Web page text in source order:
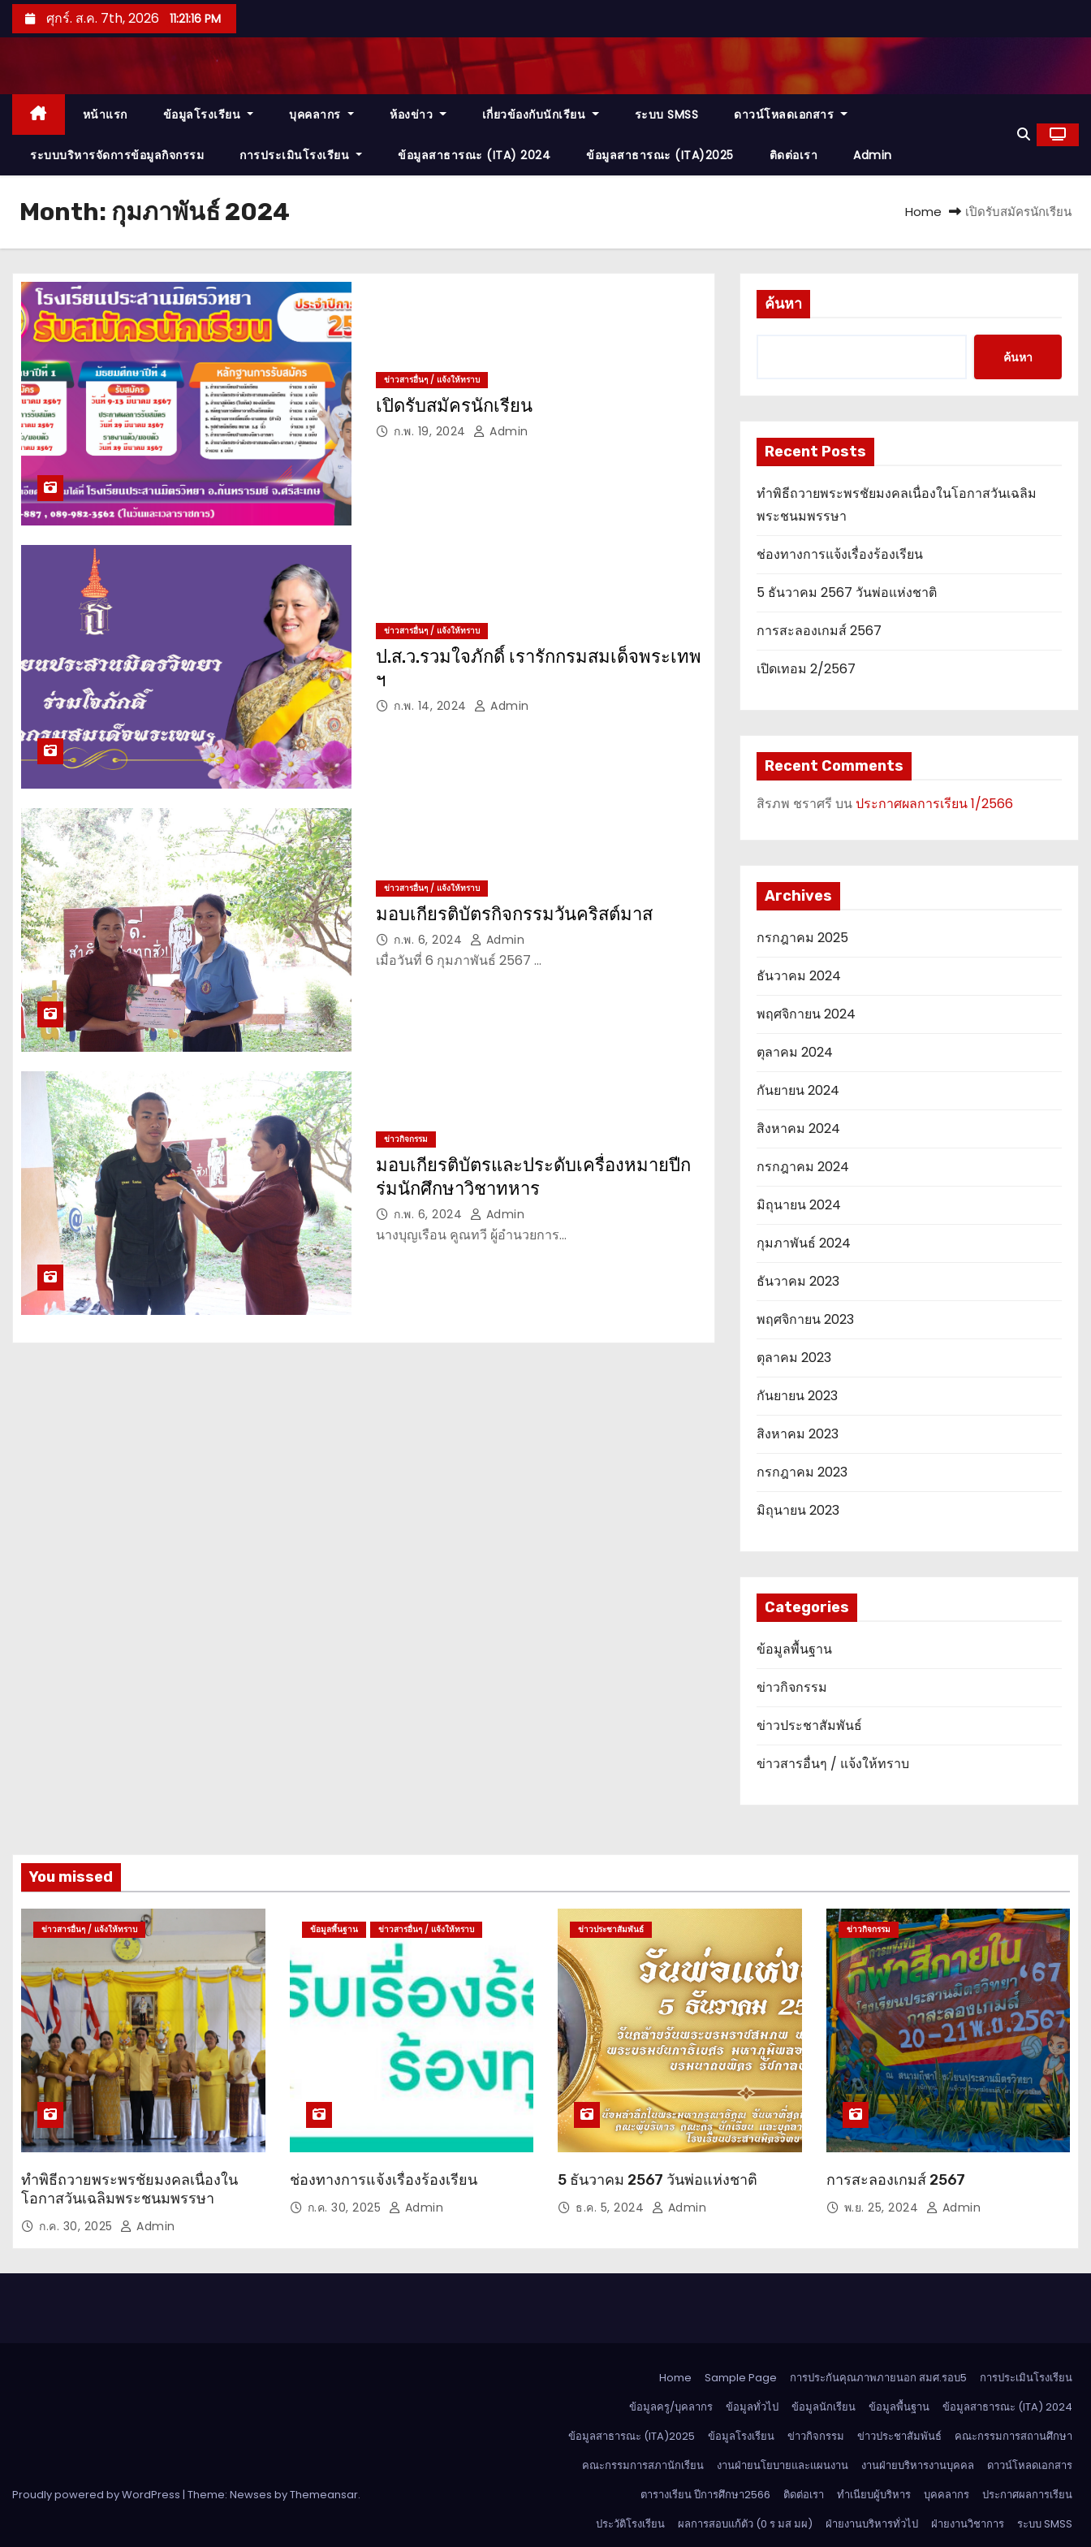
k
ศุกร์. ส.ค. 7th, 2026 11:21:18 PM
หน้าแรก ข้อมูลโรงเรียน บุคคลากร ห้องข่าว เกี่ยวข้องกับนักเรียน ระบบ SMSS ดาวน์โหลดเอกสาร
ระบบบริหารจัดการข้อมูลกิจกรรม การประเมินโรงเรียน ข้อมูลสาธารณะ (ITA) 2024 ข้อมูลสาธารณะ (ITA)2025 ติดต่อเรา Admin
Month: กุมภาพันธ์ 2024 Home เปิดรับสมัครนักเรียน
ข่าวสารอื่นๆ / แจ้งให้ทราบ
เปิดรับสมัครนักเรียน
ก.พ. 19, 2024 Admin
ข่าวสารอื่นๆ / แจ้งให้ทราบ
ป.ส.ว.รวมใจภักดิ์ เรารักกรมสมเด็จพระเทพ
ฯ
ก.พ. 14, 2024 Admin
ข่าวสารอื่นๆ / แจ้งให้ทราบ
มอบเกียรติบัตรกิจกรรมวันคริสต์มาส
ก.พ. 6, 2024 Admin
เมื่อวันที่ 6 กุมภาพันธ์ 2567 …
ข่าวกิจกรรม
มอบเกียรติบัตรและประดับเครื่องหมายปีก
ร่มนักศึกษาวิชาทหาร
ก.พ. 6, 2024 Admin
นางบุญเรือน คูณทวี ผู้อำนวยการ…
ค้นหา
ค้นหา
Recent Posts
ทำพิธีถวายพระพรชัยมงคลเนื่องในโอกาสวันเฉลิม
พระชนมพรรษา
ช่องทางการแจ้งเรื่องร้องเรียน
5 ธันวาคม 2567 วันพ่อแห่งชาติ
การสะลองเกมส์ 2567
เปิดเทอม 2/2567
Recent Comments
สิรภพ ชราศรี บนประกาศผลการเรียน 1/2566
Archives
กรกฎาคม 2025
ธันวาคม 2024
พฤศจิกายน 2024
ตุลาคม 2024
กันยายน 2024
สิงหาคม 2024
กรกฎาคม 2024
มิถุนายน 2024
กุมภาพันธ์ 2024
ธันวาคม 2023
พฤศจิกายน 2023
ตุลาคม 2023
กันยายน 2023
สิงหาคม 2023
กรกฎาคม 2023
มิถุนายน 2023
Categories
ข้อมูลพื้นฐาน
ข่าวกิจกรรม
ข่าวประชาสัมพันธ์
ข่าวสารอื่นๆ / แจ้งให้ทราบ
You missed
ข่าวสารอื่นๆ / แจ้งให้ทราบ
ทำพิธีถวายพระพรชัยมงคลเนื่องใน
โอกาสวันเฉลิมพระชนมพรรษา
ก.ค. 30, 2025 Admin
ข้อมูลพื้นฐาน ข่าวสารอื่นๆ / แจ้งให้ทราบ
ช่องทางการแจ้งเรื่องร้องเรียน
ก.ค. 30, 2025 Admin
ข่าวประชาสัมพันธ์
5 ธันวาคม 2567 วันพ่อแห่งชาติ
ธ.ค. 5, 2024 Admin
ข่าวกิจกรรม
การสะลองเกมส์ 2567
พ.ย. 25, 2024 Admin
Proudly powered by WordPress | Theme: Newses byThemeansar.
Home Sample Page การประกันคุณภาพภายนอก สมศ.รอบ5
การประเมินโรงเรียน
ข้อมูลครู/บุคลากร
ข้อมูลทั่วไป ข้อมูลนักเรียน ข้อมูลพื้นฐาน
ข้อมูลสาธารณะ (ITA) 2024
ข้อมูลสาธารณะ (ITA)2025
ข้อมูลโรงเรียน ข่าวกิจกรรม ข่าวประชาสัมพันธ์
คณะกรรมการสถานศึกษา
คณะกรรมการสภานักเรียน
งานฝ่ายนโยบายและแผนงาน งานฝ่ายบริหารงานบุคคล
ดาวน์โหลดเอกสาร
ตารางเรียน ปีการศึกษา2566
ติดต่อเรา ทำเนียบผู้บริหาร บุคคลากร
ประกาศผลการเรียน
ประวัติโรงเรียน
ผลการสอบแก้ตัว (0 ร มส มผ) ฝ่ายงานบริหารทั่วไป ฝ่ายงานวิชาการ
ระบบ SMSS